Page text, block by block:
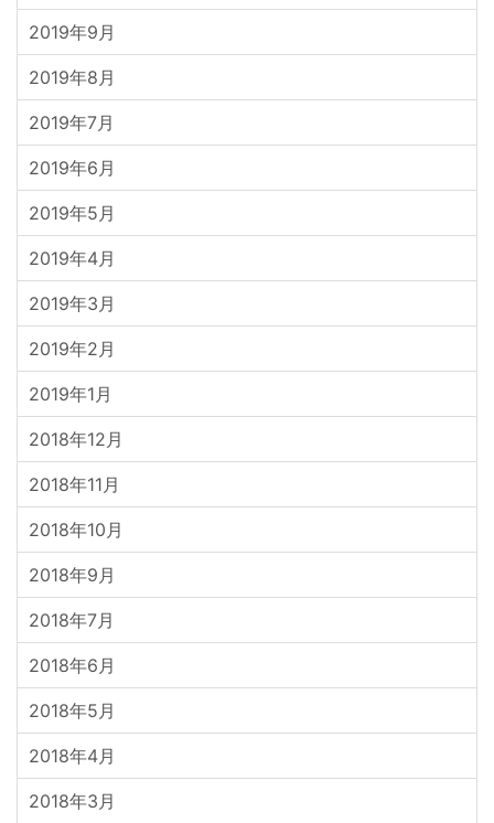
2019年9月
2019年8月
2019年7月
2019年6月
2019年5月
2019年4月
2019年3月
2019年2月
2019年1月
2018年12月
2018年11月
2018年10月
2018年9月
2018年7月
2018年6月
2018年5月
2018年4月
2018年3月